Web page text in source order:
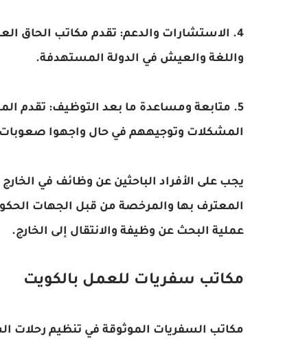
4. الاستشارات والدعم: تقدم مكاتب الحاق
واللغة والعيش في الدولة المستهدفة.
5. متابعة ومساعدة ما بعد التوظيف: تقدم
المشكلات وتوجيههم في حال واجهوا
يجب على الأفراد الباحثين عن وظائف في
المعترف بها والمرخصة من قبل الجهات
عملية البحث عن وظيفة والانتقال إلى الخارج.
مكاتب سفريات للعمل بالكويت
مكاتب السفريات الموثوقة في تنظيم رحلات